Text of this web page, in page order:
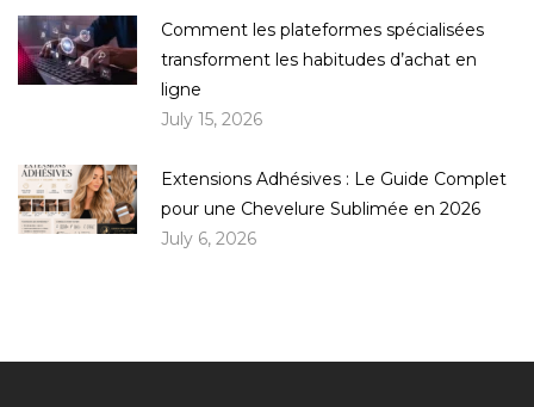
Comment les plateformes spécialisées
transforment les habitudes d’achat en
ligne
July 15, 2026
Extensions Adhésives : Le Guide Complet
pour une Chevelure Sublimée en 2026
July 6, 2026